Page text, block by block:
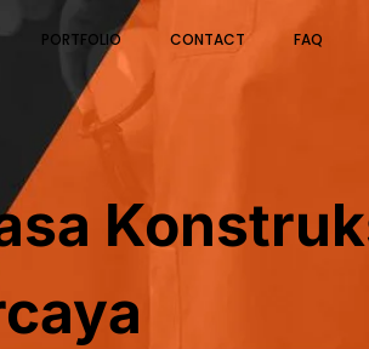
PORTFOLIO CONTACT FAQ